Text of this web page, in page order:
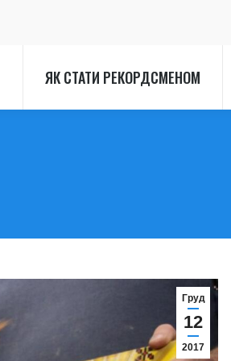
ЯК СТАТИ РЕКОРДСМЕНОМ
Груд
12
2017